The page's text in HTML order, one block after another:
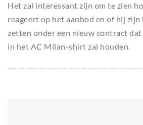
Het zal interessant zijn om te zien
reageert op het aanbod en of hij zijn
zetten onder een nieuw contract dat
in het AC Milan-shirt zal houden.